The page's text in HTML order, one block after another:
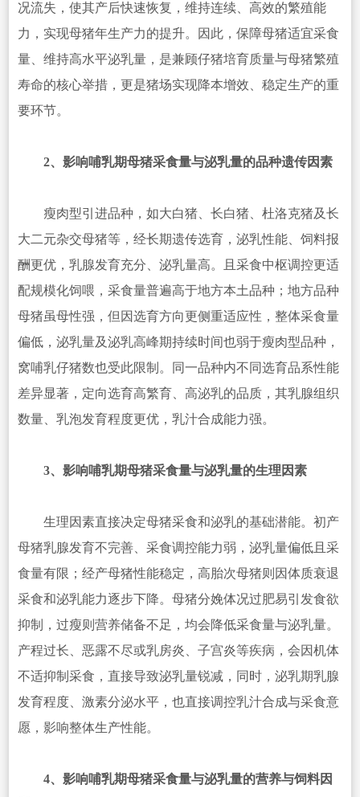
况流失，使其产后快速恢复，维持连续、高效的繁殖能
力，实现母猪年生产力的提升。因此，保障母猪适宜采食
量、维持高水平泌乳量，是兼顾仔猪培育质量与母猪繁殖
寿命的核心举措，更是猪场实现降本增效、稳定生产的重
要环节。
2、影响哺乳期母猪采食量与泌乳量的品种遗传因素
瘦肉型引进品种，如大白猪、长白猪、杜洛克猪及长
大二元杂交母猪等，经长期遗传选育，泌乳性能、饲料报
酬更优，乳腺发育充分、泌乳量高。且采食中枢调控更适
配规模化饲喂，采食量普遍高于地方本土品种；地方品种
母猪虽母性强，但因选育方向更侧重适应性，整体采食量
偏低，泌乳量及泌乳高峰期持续时间也弱于瘦肉型品种，
窝哺乳仔猪数也受此限制。同一品种内不同选育品系性能
差异显著，定向选育高繁育、高泌乳的品质，其乳腺组织
数量、乳泡发育程度更优，乳汁合成能力强。
3、影响哺乳期母猪采食量与泌乳量的生理因素
生理因素直接决定母猪采食和泌乳的基础潜能。初产
母猪乳腺发育不完善、采食调控能力弱，泌乳量偏低且采
食量有限；经产母猪性能稳定，高胎次母猪则因体质衰退
采食和泌乳能力逐步下降。母猪分娩体况过肥易引发食欲
抑制，过瘦则营养储备不足，均会降低采食量与泌乳量。
产程过长、恶露不尽或乳房炎、子宫炎等疾病，会因机体
不适抑制采食，直接导致泌乳量锐减，同时，泌乳期乳腺
发育程度、激素分泌水平，也直接调控乳汁合成与采食意
愿，影响整体生产性能。
4、影响哺乳期母猪采食量与泌乳量的营养与饲料因